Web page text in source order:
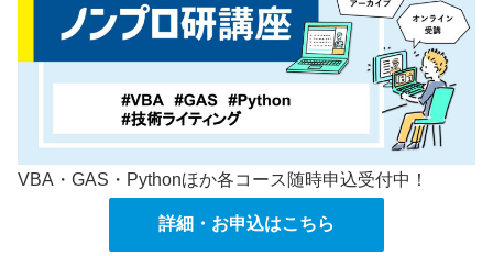
VBA・GAS・Pythonほか各コース随時申込受付中！
詳細・お申込はこちら